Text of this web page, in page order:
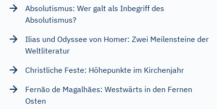
Absolutismus: Wer galt als Inbegriff des
Absolutismus?
Ilias und Odyssee von Homer: Zwei Meilensteine der
Weltliteratur
Christliche Feste: Höhepunkte im Kirchenjahr
Fernão de Magalhães: Westwärts in den Fernen
Osten